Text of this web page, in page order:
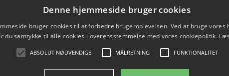
Denne hjemmeside bruger cookies
bruger cookies til at forbedre brugeroplevelsen. Ved at bruge vores
du samtykke til alle cookies i overensstemmelse med vores cookiepolitik.
ABSOLUT NØDVENDIGE MÅLRETNING FUNKTIONALITET